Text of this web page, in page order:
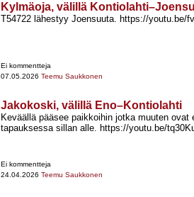
Kylmäoja, välillä
T54722 lähestyy Joensuuta. https://youtu.be/
Ei kommentteja
07.05.2026 Teemu Saukkonen
Jakokoski, välillä Eno–Kontiolahti
Keväällä pääsee paikkoihin jotka muuten ovat
tapauksessa sillan alle. https://youtu.be/
Ei kommentteja
24.04.2026 Teemu Saukkonen